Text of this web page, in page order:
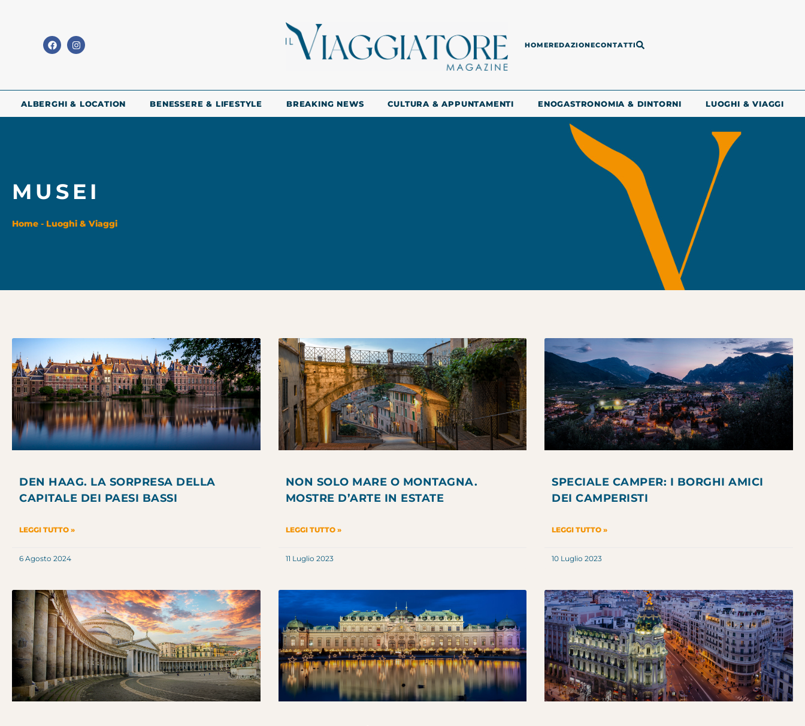
HOMEREDAZIONECONTATTI
ALBERGHI & LOCATION BENESSERE & LIFESTYLE BREAKING NEWS CULTURA & APPUNTAMENTI ENOGASTRONOMIA & DINTORNI LUOGHI & VIAGGI
MUSEI
Home - Luoghi & Viaggi
DEN HAAG. LA SORPRESA DELLA
CAPITALE DEI PAESI BASSI
LEGGI TUTTO »
6 Agosto 2024
NON SOLO MARE O MONTAGNA.
MOSTRE D’ARTE IN ESTATE
LEGGI TUTTO »
11 Luglio 2023
SPECIALE CAMPER: I BORGHI AMICI
DEI CAMPERISTI
LEGGI TUTTO »
10 Luglio 2023